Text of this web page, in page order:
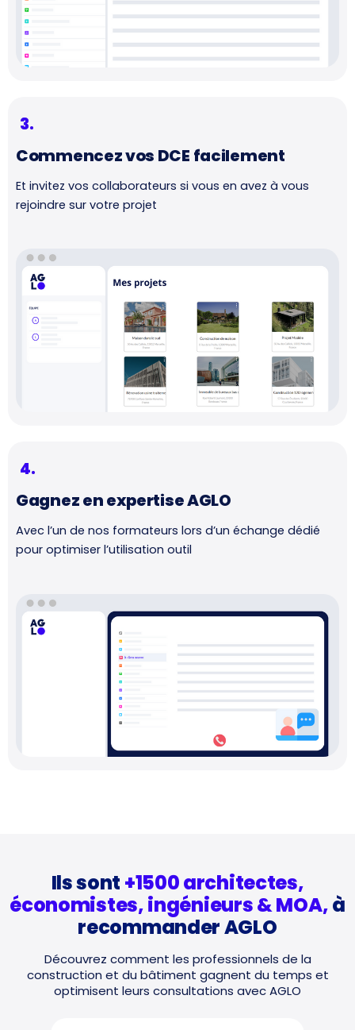
3.
Commencez vos DCE facilement
Et invitez vos collaborateurs si vous en avez à vous
rejoindre sur votre projet
4.
Gagnez en expertise AGLO
Avec l’un de nos formateurs lors d’un échange dédié
pour optimiser l’utilisation outil
Ils sont +1500 architectes,
économistes, ingénieurs & MOA,à
recommander AGLO
Découvrez comment les professionnels de la
construction et du bâtiment gagnent du temps et
optimisent leurs consultations avec AGLO